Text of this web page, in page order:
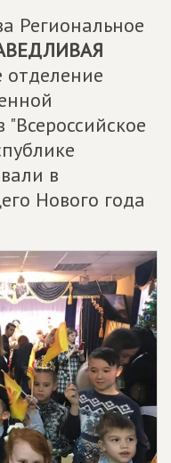
Региональное
отделение
в
Нового года